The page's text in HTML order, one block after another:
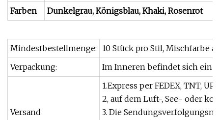
Farben
Dunkelgrau, Königsblau, Khaki, Rosenrot
Mindestbestellmenge:
10 Stück pro Stil, Mischfarbe
Verpackung:
Im Inneren befindet sich ein
Versand
1.Express per FEDEX, TNT,
2, auf dem Luft-, See- oder
3. Die